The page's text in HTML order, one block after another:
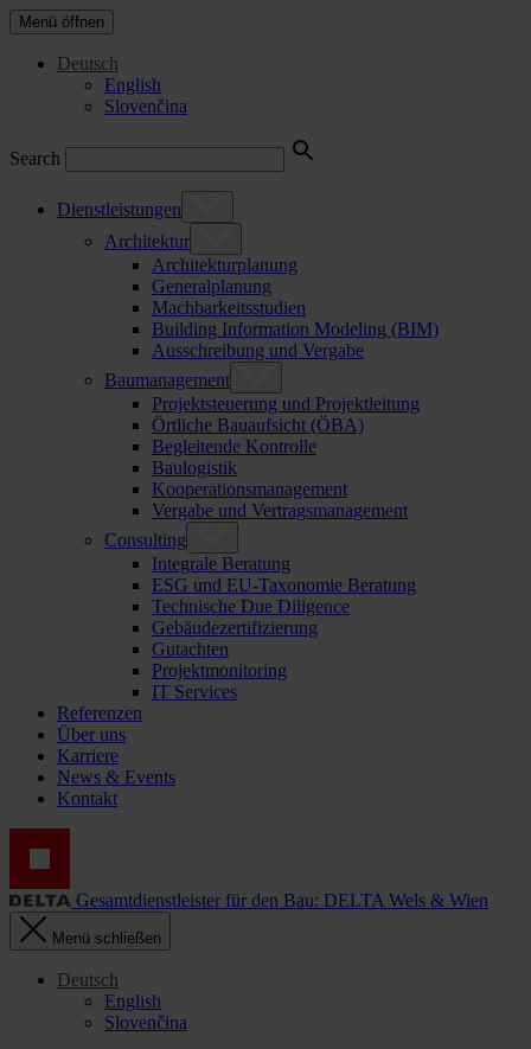
Menü öffnen
Deutsch
English
Slovenčina
Search
Dienstleistungen
Architektur
Architekturplanung
Generalplanung
Machbarkeitsstudien
Building Information Modeling (BIM)
Ausschreibung und Vergabe
Baumanagement
Projektsteuerung und Projektleitung
Örtliche Bauaufsicht (ÖBA)
Begleitende Kontrolle
Baulogistik
Kooperationsmanagement
Vergabe und Vertragsmanagement
Consulting
Integrale Beratung
ESG und EU-Taxonomie Beratung
Technische Due Diligence
Gebäudezertifizierung
Gutachten
Projektmonitoring
IT Services
Referenzen
Über uns
Karriere
News & Events
Kontakt
Gesamtdienstleister für den Bau: DELTA Wels & Wien
Menü schließen
Deutsch
English
Slovenčina